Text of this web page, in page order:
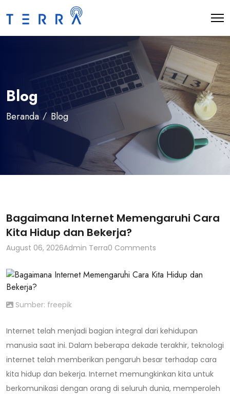
Blog
Beranda Blog
Bagaimana Internet Memengaruhi Cara
Kita Hidup dan Bekerja?
August 06, 2026Admin Terra0 Comments
Sumber: freepik
Internet telah menjadi bagian integral dari kehidupan
manusia saat ini. Dalam beberapa dekade terakhir, teknologi
internet telah memberikan pengaruh besar terhadap cara
kita hidup dan bekerja. Internet memungkinkan kita untuk
berkomunikasi dengan orang di seluruh dunia, memperoleh